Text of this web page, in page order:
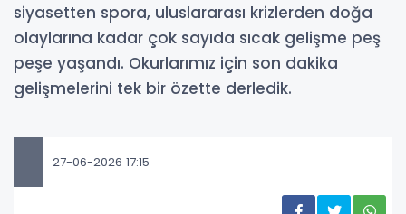
siyasetten spora, uluslararası krizlerden doğa
olaylarına kadar çok sayıda sıcak gelişme peş
peşe yaşandı. Okurlarımız için son dakika
gelişmelerini tek bir özette derledik.
27-06-2026 17:15